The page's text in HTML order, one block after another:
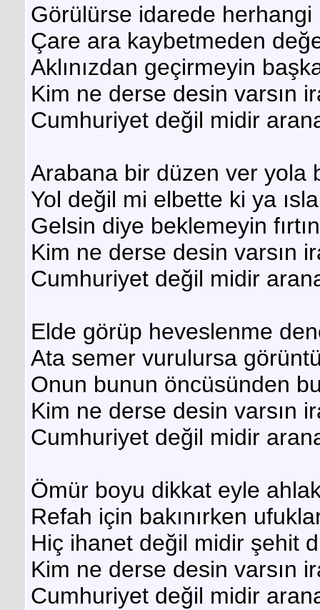
Görülürse idarede herhangi
Çare ara kaybetmeden
Aklınızdan geçirmeyin
Kim ne derse desin varsın
Cumhuriyet değil midir
Arabana bir düzen ver yola
Yol değil mi elbette ki ya
Gelsin diye beklemeyin
Kim ne derse desin varsın
Cumhuriyet değil midir
Elde görüp heveslenme
Ata semer vurulursa
Onun bunun öncüsünden
Kim ne derse desin varsın
Cumhuriyet değil midir
Ömür boyu dikkat eyle
Refah için bakınırken
Hiç ihanet değil midir şehit
Kim ne derse desin varsın
Cumhuriyet değil midir